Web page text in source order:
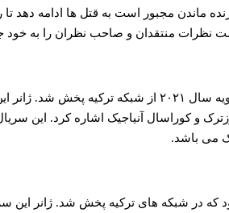
ماندن مجبور است به قتل ها ادامه دهد تا
نظرات منتقدان و صاحب نظران را به خود
قسمت اول سریال پنجاه متر مربع در تاریخ ۲۷ ژانویه سال ۲۰۲۱ از
و کوراسال آنیاجیک اشاره کرد. این
می باشد.
سریال هایی بود که در شبکه های ترکیه پخش شد. ژانر